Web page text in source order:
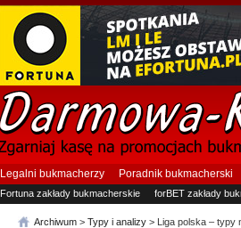
Legalni bukmacherzy Poradnik bukmacherski
Fortuna zakłady bukmacherskie forBET zakłady
Archiwum > Typy i analizy > Liga polska – typy